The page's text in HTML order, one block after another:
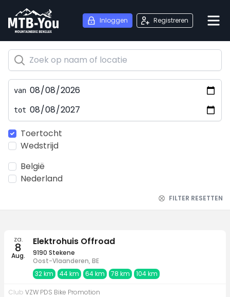
Inloggen Registreren
van
tot
Toertocht
Wedstrijd
België
Nederland
FILTER RESETTEN
za.
8
Aug.
Elektrohuis Offroad
9190 Stekene
Oost-Vlaanderen, BE
32 km
44 km 64 km 78 km 104 km
Club VZW PDS Bike Promotion